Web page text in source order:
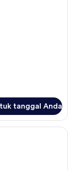
tanggal Anda